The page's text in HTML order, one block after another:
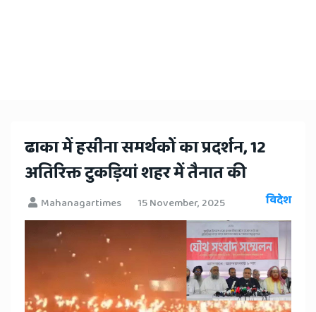
ढाका में हसीना समर्थकों का प्रदर्शन, 12
अतिरिक्त टुकड़ियां शहर में तैनात की
Mahanagartimes 15 November, 2025 विदेश